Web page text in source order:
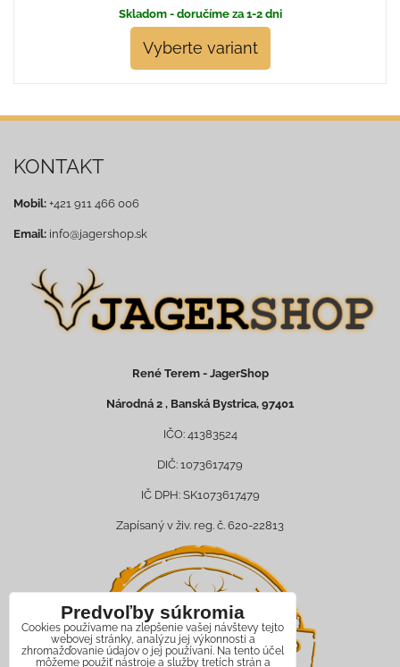
Skladom - doručíme za 1-2 dni
Vyberte variant
KONTAKT
Mobil: +421 911 466 006
Email: info@jagershop.sk
René Terem - JagerShop
Národná 2 , Banská Bystrica, 97401
IČO: 41383524
DIČ: 1073617479
IČ DPH: SK1073617479
Zapísaný v živ. reg. č. 620-22813
Predvoľby súkromia
Cookies používame na zlepšenie vašej návštevy tejto
webovej stránky, analýzu jej výkonnosti a
zhromažďovanie údajov o jej používaní. Na tento účel
môžeme použiť nástroje a služby tretích strán a